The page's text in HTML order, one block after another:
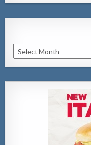
Archivo